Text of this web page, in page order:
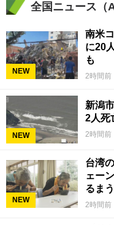
全国ニュース（
NEW
南米
に20
も
2時間前
NEW
新潟
2人死
2時間前
NEW
台湾
ェー
るまう
2時間前